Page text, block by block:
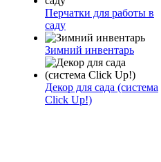
Перчатки для работы в
саду
Зимний инвентарь
Декор для сада (система
Click Up!)